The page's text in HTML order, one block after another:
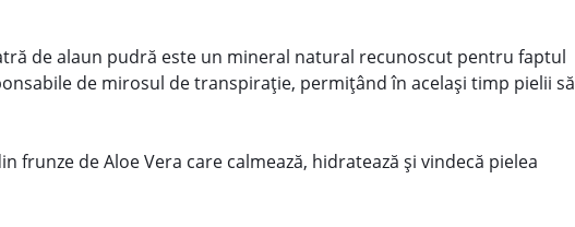
de alaun pudră este un mineral natural recunoscut pentru faptul
de mirosul de transpirație, permițând în același timp pielii să
frunze de Aloe Vera care calmează, hidratează și vindecă pielea